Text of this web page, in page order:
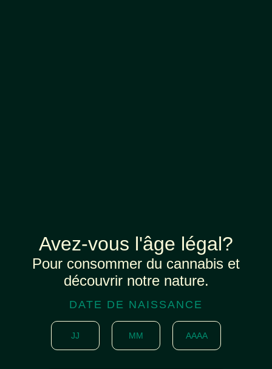
Avez-vous l'âge légal?
Pour consommer du cannabis et
découvrir notre nature.
DATE DE NAISSANCE